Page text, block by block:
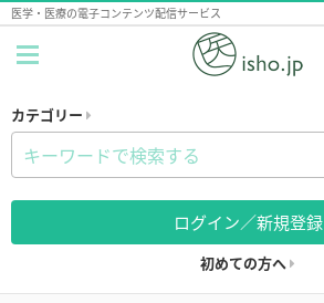
医学・医療の電子コンテンツ配信サービス
カテゴリー
ログイン／新規登録
初めての方へ